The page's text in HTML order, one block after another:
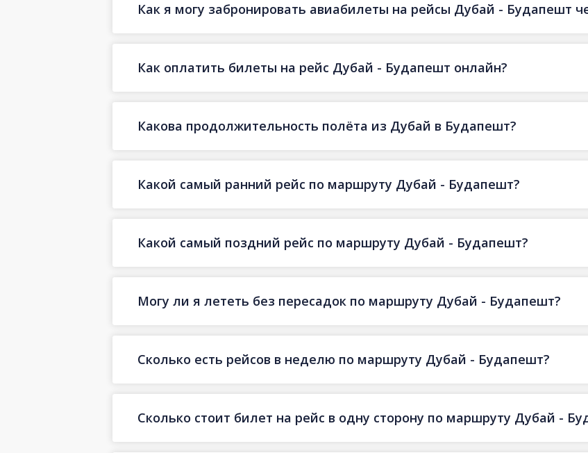
Как я могу забронировать авиабилеты на рейсы Дубай - Будапешт
Как оплатить билеты на рейс Дубай - Будапешт онлайн?
Какова продолжительность полёта из Дубай в Будапешт?
Какой самый ранний рейс по маршруту Дубай - Будапешт?
Какой самый поздний рейс по маршруту Дубай - Будапешт?
Могу ли я лететь без пересадок по маршруту Дубай - Будапешт?
Сколько есть рейсов в неделю по маршруту Дубай - Будапешт?
Сколько стоит билет на рейс в одну сторону по маршруту Дубай -